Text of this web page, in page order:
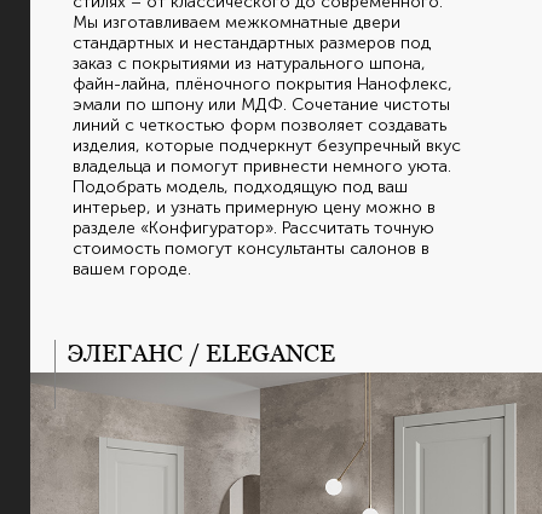
Мы изготавливаем межкомнатные двери
стандартных и нестандартных размеров под
заказ с покрытиями из натурального шпона,
файн-лайна, плёночного покрытия Нанофлекс,
эмали по шпону или МДФ. Сочетание чистоты
линий с четкостью форм позволяет создавать
изделия, которые подчеркнут безупречный вкус
владельца и помогут привнести немного уюта.
Подобрать модель, подходящую под ваш
интерьер, и узнать примерную цену можно в
разделе «Конфигуратор». Рассчитать точную
стоимость помогут консультанты салонов в
вашем городе.
ЭЛЕГАНС / ELEGANCE